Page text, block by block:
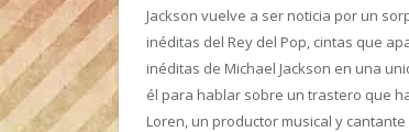
Jackson vuelve a ser noticia por un
inéditas del Rey del Pop, cintas que
inéditas de Michael Jackson en una
él para hablar sobre un trastero que
Loren, un productor musical y